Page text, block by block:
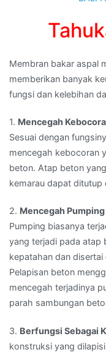
Membran bakar aspal
memberikan banyak
fungsi dan kelebihan
1. Mencegah
Sesuai dengan
mencegah kebocoran
beton. Atap beton
kemarau dapat ditutup
2. Mencegah Pumping
Pumping biasanya
yang terjadi pada atap
kepatahan dan
Pelapisan beton
mencegah terjadinya
parah sambungan
3. Berfungsi Sebagai
konstruksi yang